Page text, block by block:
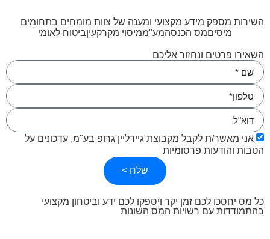
הכירו את כל מס - Guideline Group
השירות מספק מידע מקצועי ומענה של צוות מומחים בתחומים
מיסיםמס הכנסהמע"ממיסוי מקרקעיןביטוח לאומי
השאירו פרטים ונחזור אליכם
אני מאשר/ת לקבל מקבוצת גיידליין גרופ בע"מ, עדכונים על
הטבות והודעות פרסומיות
שלח >
כל מס יחסכו לכם זמן יקר ויספקו לכם ידע וביטחון מקצועי
בהתמודדות עם רשויות המס השונות